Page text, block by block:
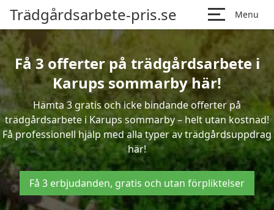
Trädgårdsarbete-pris.se Menu
Få 3 offerter på trädgårdsarbete i
Karups sommarby här!
Hämta 3 gratis och icke bindande offerter på
trädgårdsarbete i Karups sommarby – helt utan kostnad!
Få professionell hjälp med alla typer av trädgårdsuppdrag
här!
Få 3 erbjudanden, gratis och utan förpliktelser